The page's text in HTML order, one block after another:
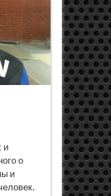
и
о
и